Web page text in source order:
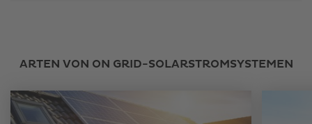
ARTEN VON ON GRID-SOLARSTROMSYSTEMEN